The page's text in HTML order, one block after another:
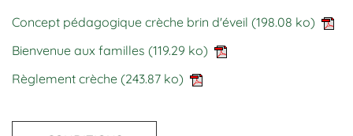
Concept pédagogique crèche brin d'éveil (198.08 ko)
Bienvenue aux familles (119.29 ko)
Règlement crèche (243.87 ko)